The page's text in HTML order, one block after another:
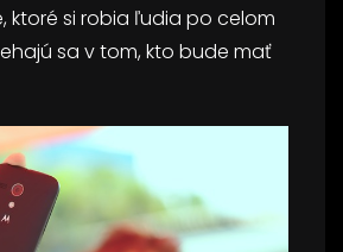
ktoré si robia ľudia po celom
sa v tom, kto bude mať